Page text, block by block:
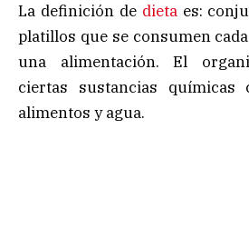
La definición dedietaes:
platillos que se consumen
una alimentación. El
ciertas sustancias químicas
alimentos y agua.